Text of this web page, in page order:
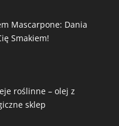
Mascarpone: Dania
Smakiem!
roślinne – olej z
sklep